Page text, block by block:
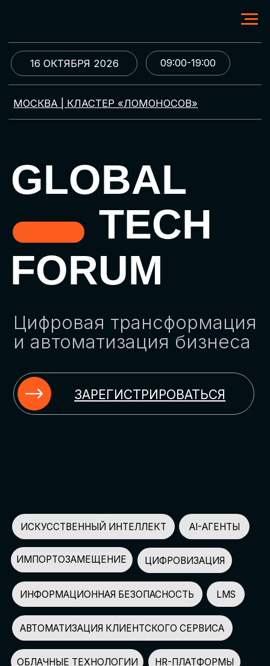
МОСКВА | КЛАСТЕР «ЛОМОНОСОВ»
GLOBAL
TECH
FORUM
Цифровая трансформация
и автоматизация бизнеса
ЗАРЕГИСТРИРОВАТЬСЯ
09:00-19:00
16 ОКТЯБРЯ 2026
ИСКУССТВЕННЫЙ ИНТЕЛЛЕКТ
НЕЙРОСЕТИ ДЛЯ БИЗНЕСА
КЭДО
ЦИФРОВИЗАЦИЯ
АВТОМАТИЗАЦИЯ HR
АВТОМАТИЗАЦИЯ МАРКЕТИНГА И ПРОДАЖ
AI-АССИСТЕНТЫ
ЧАТ-БОТЫ
ИМПОРТОЗАМЕЩЕНИЕ
СПИКЕРОВ
150+